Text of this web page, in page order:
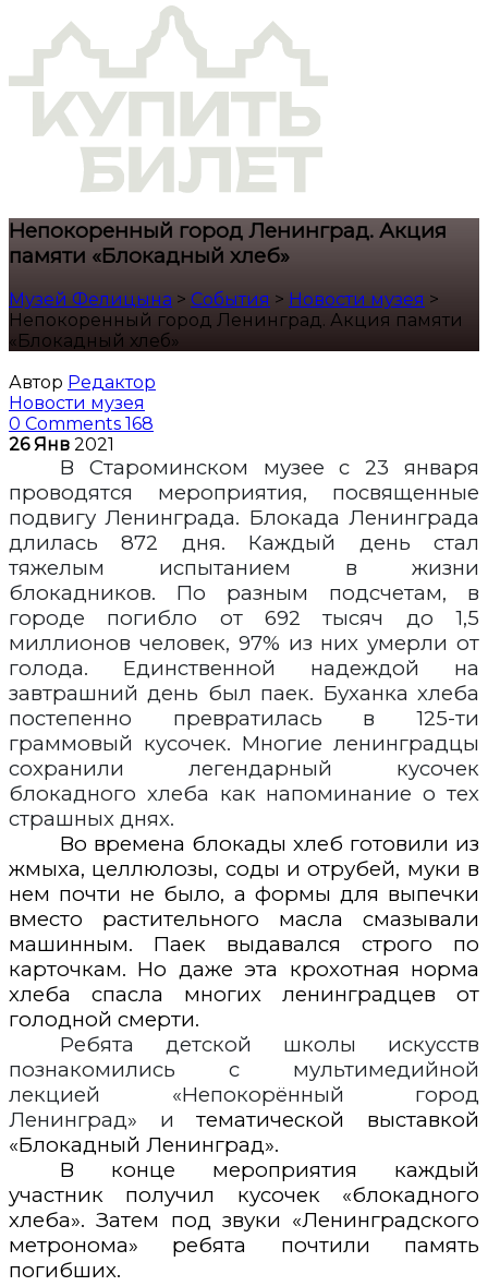
Непокоренный город Ленинград. Акция
памяти «Блокадный хлеб»
Музей Фелицына > События > Новости музея >
Непокоренный город Ленинград. Акция памяти
«Блокадный хлеб»
Автор Редактор
Новости музея
0 Comments 168
26 Янв 2021
В Староминском музее с 23 января
проводятся мероприятия, посвященные
подвигу Ленинграда. Блокада Ленинграда
длилась 872 дня. Каждый день стал
тяжелым испытанием в жизни
блокадников. По разным подсчетам, в
городе погибло от 692 тысяч до 1,5
миллионов человек, 97% из них умерли от
голода. Единственной надеждой на
завтрашний день был паек. Буханка хлеба
постепенно превратилась в 125-ти
граммовый кусочек. Многие ленинградцы
сохранили легендарный кусочек
блокадного хлеба как напоминание о тех
страшных днях.
Во времена блокады хлеб готовили из
жмыха, целлюлозы, соды и отрубей, муки в
нем почти не было, а формы для выпечки
вместо растительного масла смазывали
машинным. Паек выдавался строго по
карточкам. Но даже эта крохотная норма
хлеба спасла многих ленинградцев от
голодной смерти.
Ребята детской школы искусств
познакомились с мультимедийной
лекцией «Непокорённый город
Ленинград» итематической выставкой
«Блокадный Ленинград».
В конце мероприятия каждый
участник получил кусочек «блокадного
хлеба». Затем под звуки «Ленинградского
метронома» ребята почтили память
погибших.